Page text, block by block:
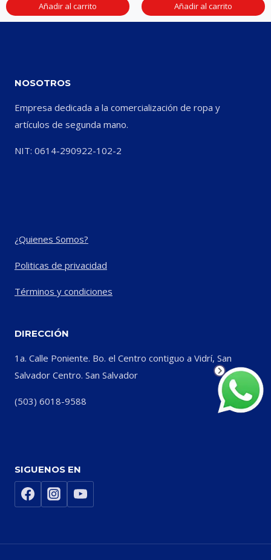
Añadir al carrito Añadir al carrito
NOSOTROS
Empresa dedicada a la comercialización de ropa y
artículos de segunda mano.
NIT: 0614-290922-102-2
¿Quienes Somos?
Politicas de privacidad
Términos y condiciones
DIRECCIÓN
1a. Calle Poniente. Bo. el Centro contiguo a Vidrí, San
Salvador Centro. San Salvador
(503) 6018-9588
SIGUENOS EN